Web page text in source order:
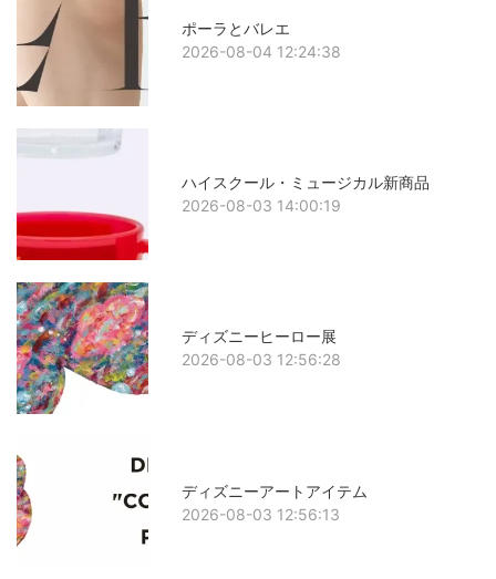
ポーラとバレエ
2026-08-04 12:24:38
ハイスクール・ミュージカル新商品
2026-08-03 14:00:19
ディズニーヒーロー展
2026-08-03 12:56:28
ディズニーアートアイテム
2026-08-03 12:56:13